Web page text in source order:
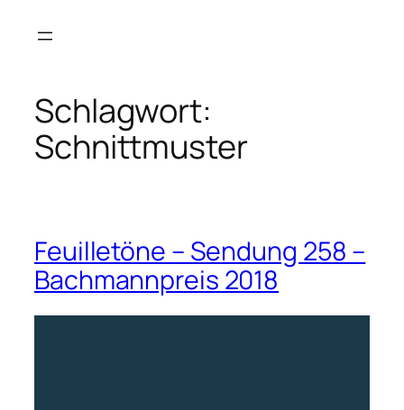
Inhalt
Schlagwort:
Schnittmuster
Feuilletöne – Sendung 258 –
Bachmannpreis 2018